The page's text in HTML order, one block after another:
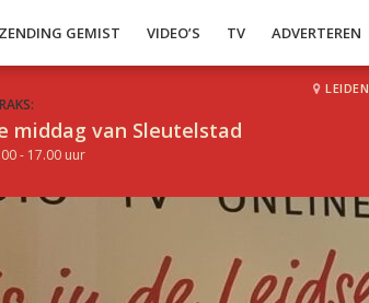
GEMIST VIDEO’S TV ADVERTEREN
middag van Sleutelstad
- 17.00 uur
LEIDEN